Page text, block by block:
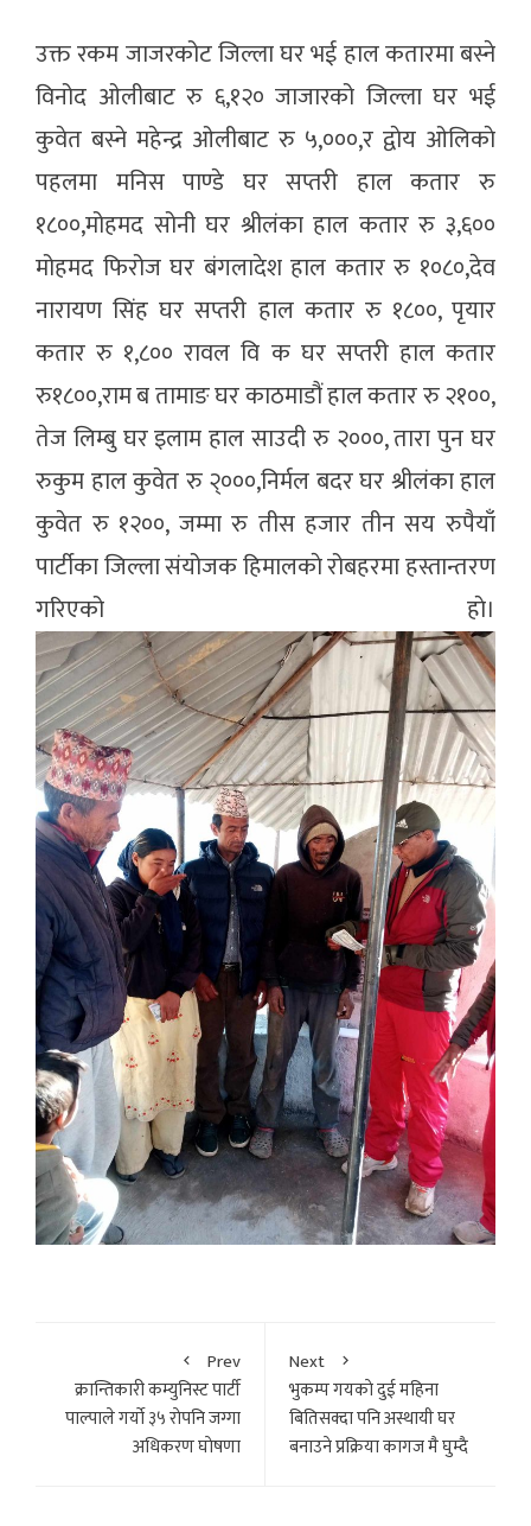
उक्त रकम जाजरकोट जिल्ला घर भई हाल कतारमा बस्ने
विनोद ओलीबाट रु ६,१२० जाजारको जिल्ला घर भई
कुवेत बस्ने महेन्द्र ओलीबाट रु ५,०००,र द्वाेय ओलिकाे
पहलमा मनिस पाण्डे घर सप्तरी हाल कतार रु
१८००,मोहमद सोनी घर श्रीलंका हाल कतार रु ३,६००
मोहमद फिरोज घर बंगलादेश हाल कतार रु १०८०,देव
नारायण सिंह घर सप्तरी हाल कतार रु १८००, पृयार
कतार रु १,८०० रावल वि क घर सप्तरी हाल कतार
रु१८००,राम ब तामाङ घर काठमाडौं हाल कतार रु २१००,
तेज लिम्बु घर इलाम हाल साउदी रु २०००, तारा पुन घर
रुकुम हाल कुवेत रु २्०००,निर्मल बदर घर श्रीलंका हाल
कुवेत रु १२००, जम्मा रु तीस हजार तीन सय रुपैयाँ
पार्टीका जिल्ला संयोजक हिमालकाे रोबहरमा हस्तान्तरण
गरिएको हाे।
Prev
क्रान्तिकारी कम्युनिस्ट पार्टी
पाल्पाले गर्याे ३५ राेपनि जग्गा
अधिकरण घाेषणा
Next
भुकम्प गयकाे दुई महिना
बितिसक्दा पनि अस्थायी घर
बनाउने प्रक्रिया कागज मै घुम्दै